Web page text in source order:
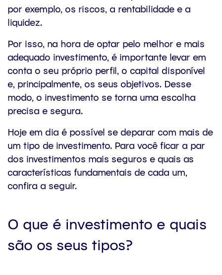
por exemplo, os riscos, a rentabilidade e a
liquidez.
Por isso, na hora de optar pelo melhor e mais
adequado investimento, é importante levar em
conta o seu próprio perfil, o capital disponível
e, principalmente, os seus objetivos. Desse
modo, o investimento se torna uma escolha
precisa e segura.
Hoje em dia é possível se deparar com mais de
um tipo de investimento. Para você ficar a par
dos investimentos mais seguros e quais as
características fundamentais de cada um,
confira a seguir.
O que é investimento e quais
são os seus tipos?